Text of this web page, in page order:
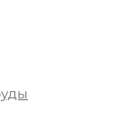
Мы
низкой
большой